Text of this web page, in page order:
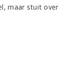
maar stuit over